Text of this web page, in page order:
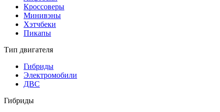
Кроссоверы
Минивэны
Хэтчбеки
Пикапы
Тип двигателя
Гибриды
Электромобили
ДВС
Гибриды